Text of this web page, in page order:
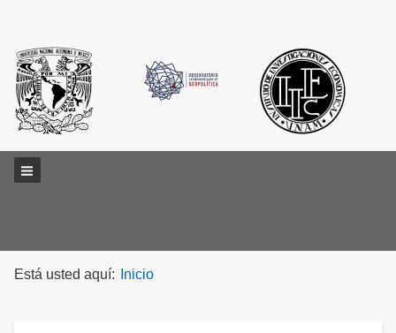
Está usted aquí: Inicio